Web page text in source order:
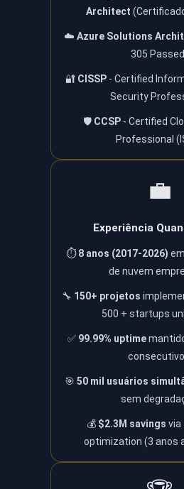
Architect
☁️ Azure Solutions
305
🔐 CISSP- Certified
Security
🛡️ CCSP- Certified
Professional
💼
Experiência
⏱️8 anos (2017-2026)
de nuvem
🔧 150+ projetos
500 + startups
✅ 99.99% uptime
🎯 50 mil usuários
sem
💰 $2.3M savings via
optimization (3 anos